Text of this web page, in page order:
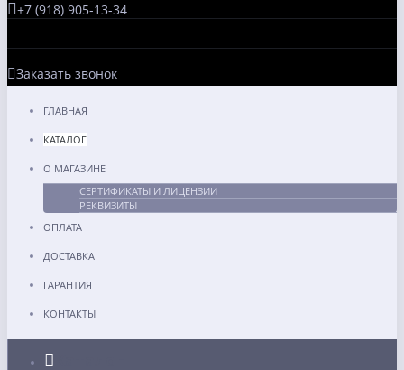
+7 (918) 905-13-34
Заказать звонок
ГЛАВНАЯ
КАТАЛОГ
О МАГАЗИНЕ
СЕРТИФИКАТЫ И ЛИЦЕНЗИИ
РЕКВИЗИТЫ
ОПЛАТА
ДОСТАВКА
ГАРАНТИЯ
КОНТАКТЫ